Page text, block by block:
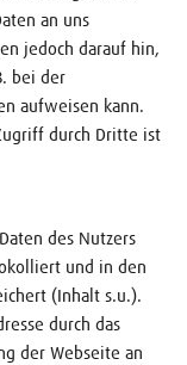
an uns
jedoch darauf hin,
bei der
aufweisen kann.
durch Dritte ist
des Nutzers
und in den
(Inhalt s.u.).
durch das
der Webseite an